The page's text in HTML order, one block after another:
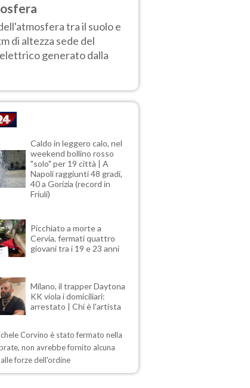
tra il suolo e
di altezza sede del
generato dalla
Caldo in leggero calo, nel
weekend bollino rosso
"solo" per 19 città | A
Napoli raggiunti 48 gradi,
40 a Gorizia (record in
Friuli)
Picchiato a morte a
Cervia, fermati quattro
giovani tra i 19 e 23 anni
Milano, il trapper Daytona
KK viola i domiciliari:
arrestato | Chi è l'artista
Corvino è stato fermato nella
non avrebbe fornito alcuna
forze dell'ordine